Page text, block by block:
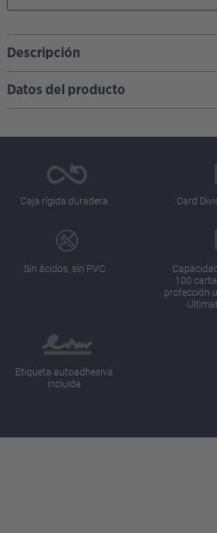
Descripción
Datos del producto
Caja rígida duradera Card
Sin ácidos, sin PVC
100
protección
Etiqueta autoadhesiva
incluida